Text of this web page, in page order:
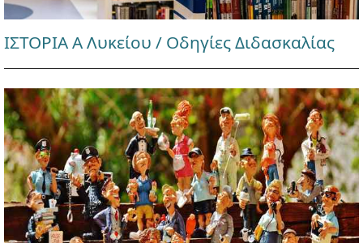
ΙΣΤΟΡΙΑ Α Λυκείου / Οδηγίες Διδασκαλίας